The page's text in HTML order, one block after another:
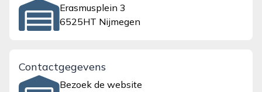
Erasmusplein 3
6525HT Nijmegen
Contactgegevens
Bezoek de website